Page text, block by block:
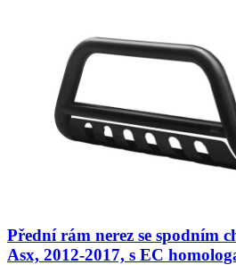
Přední rám nerez se spodním
Asx, 2012-2017, s EC